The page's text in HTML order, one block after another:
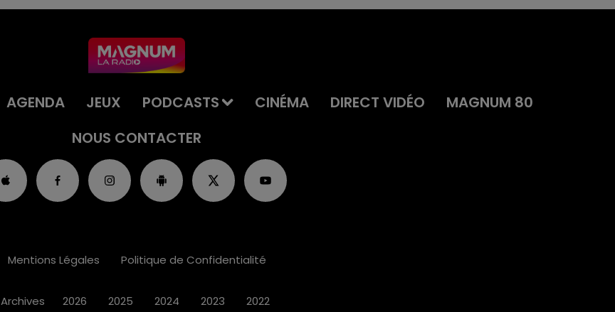
AGENDA JEUX PODCASTS CINÉMA DIRECT VIDÉO
MAGNUM 80
NOUS CONTACTER
Mentions Légales Politique de Confidentialité
Archives 2026 2025 2024 2023 2022